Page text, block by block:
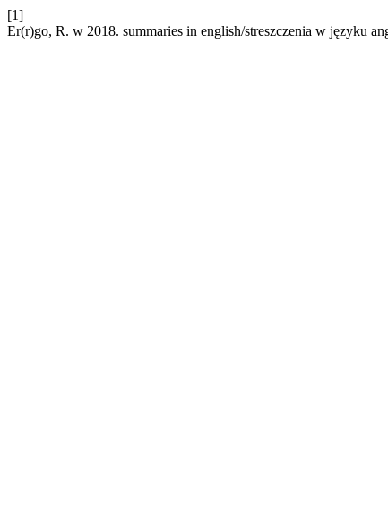
[1]
Er(r)go, R. w 2018. summaries in english/streszczenia w języku